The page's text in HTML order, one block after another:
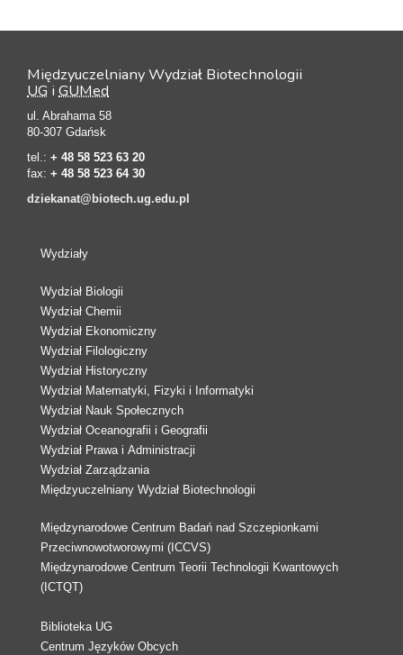
Międzyuczelniany Wydział Biotechnologii
UG i GUMed
ul. Abrahama 58
80-307 Gdańsk
tel.: + 48 58 523 63 20
fax: + 48 58 523 64 30
dziekanat@biotech.ug.edu.pl
Wydziały
Wydział Biologii
Wydział Chemii
Wydział Ekonomiczny
Wydział Filologiczny
Wydział Historyczny
Wydział Matematyki, Fizyki i Informatyki
Wydział Nauk Społecznych
Wydział Oceanografii i Geografii
Wydział Prawa i Administracji
Wydział Zarządzania
Międzyuczelniany Wydział Biotechnologii
Międzynarodowe Centrum Badań nad Szczepionkami
Przeciwnowotworowymi (ICCVS)
Międzynarodowe Centrum Teorii Technologii Kwantowych
(ICTQT)
Biblioteka UG
Centrum Języków Obcych